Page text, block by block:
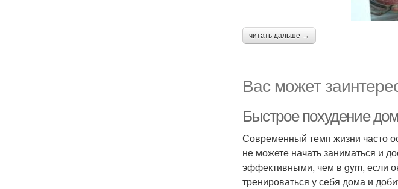
читать дальше →
Вас может
Быстрое похудение
Современный темп жизни часто
не можете начать заниматься и
эффективными, чем в gym, если
тренироваться у себя дома и